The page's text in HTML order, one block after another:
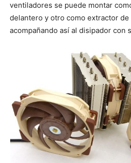
ventiladores se puede montar
delantero y otro como extractor de
acompañando así al disipador con